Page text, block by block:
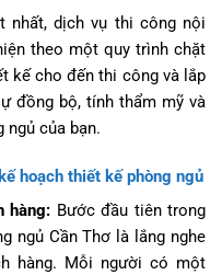
dịch vụ thi công nội
theo một quy trình chặt
kế cho đến thi công và lắp
đồng bộ, tính thẩm mỹ và
ngủ của bạn.
hoạch thiết kế phòng ngủ
hàng: Bước đầu tiên trong
ngủ Cần Thơ là lắng nghe
hàng. Mỗi người có một